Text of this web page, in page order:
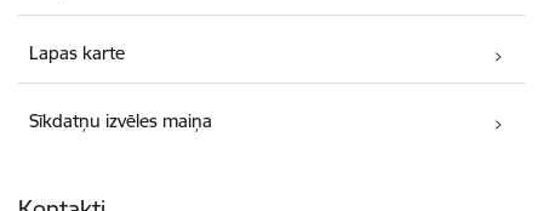
Lapas karte
Sīkdatņu izvēles maiņa